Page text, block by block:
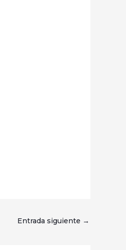
Entrada siguiente →